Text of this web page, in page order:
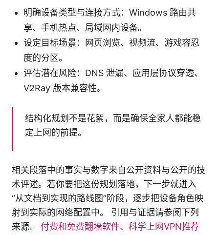
明确设备类型与连接方式：Windows 路由共
享、手机热点、局域网内设备。
设定目标场景：网页浏览、视频流、游戏容忍
度的分区。
评估潜在风险：DNS 泄漏、应用层协议穿透、
V2Ray 版本兼容性。
结构化规划不是花絮，而是确保全家人都能稳
定上网的前提。
相关段落中的事实与数字来自公开资料与公开的技
术评述。若你要把这份规划落地，下一步就进入
“从文档到实现的路线图”阶段，逐步把设备角色映
射到实际的网络配置中。 引用与证据请参阅下列
来源。 付费和免费翻墙软件、科学上网VPN推荐